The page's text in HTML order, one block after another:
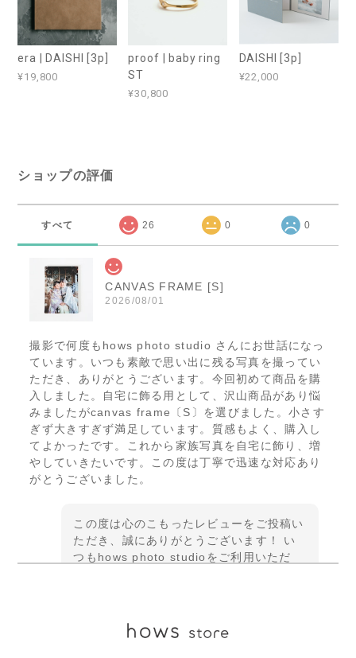
era | DAISHI [3p]
¥19,800
proof | baby ring
ST
¥30,800
DAISHI [3p]
¥22,000
ショップの評価
すべて 26 0 0
CANVAS FRAME [S]
2026/08/01
撮影で何度もhows photo studio さんにお世話になっ
ています。いつも素敵で思い出に残る写真を撮ってい
ただき、ありがとうございます。今回初めて商品を購
入しました。自宅に飾る用として、沢山商品があり悩
みましたがcanvas frame〔S〕を選びました。小さす
ぎず大きすぎず満足しています。質感もよく、購入し
てよかったです。これから家族写真を自宅に飾り、増
やしていきたいです。この度は丁寧で迅速な対応あり
がとうございました。
この度は心のこもったレビューをご投稿い
ただき、誠にありがとうございます！ い
つもhows photo studioをご利用いただ
だけて安心いたしました★ご家族のお写真
がこれから少しずつ増え、ご自宅で思い出